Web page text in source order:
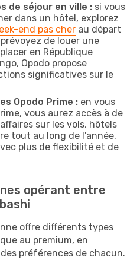
de séjour en ville : si vous
dans un hôtel, explorez
end pas cher au départ
de louer une
en République
Opodo propose
significatives sur le
Opodo Prime : en vous
vous aurez accès à de
sur les vols, hôtels
tout au long de l'année,
plus de flexibilité et de
opérant entre
offre différents types
au premium, en
préférences de chacun.